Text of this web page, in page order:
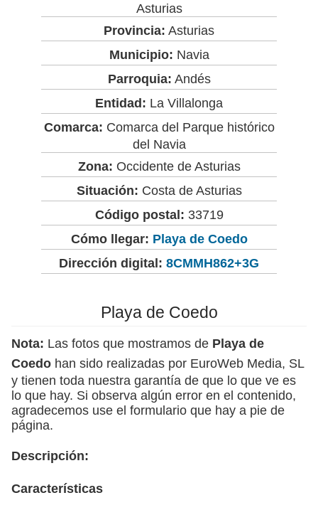
Asturias
Provincia: Asturias
Municipio: Navia
Parroquia: Andés
Entidad: La Villalonga
Comarca: Comarca del Parque histórico
del Navia
Zona: Occidente de Asturias
Situación: Costa de Asturias
Código postal: 33719
Cómo llegar: Playa de Coedo
Dirección digital: 8CMMH862+3G
Playa de Coedo
Nota: Las fotos que mostramos de Playa de
Coedo han sido realizadas por EuroWeb Media, SL
y tienen toda nuestra garantía de que lo que ve es
lo que hay. Si observa algún error en el contenido,
agradecemos use el formulario que hay a pie de
página.
Descripción:
Características